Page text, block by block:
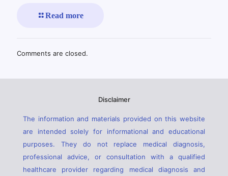
Read more
Comments are closed.
Disclaimer
The information and materials provided on this website
are intended solely for informational and educational
purposes. They do not replace medical diagnosis,
professional advice, or consultation with a qualified
healthcare provider regarding medical diagnosis and